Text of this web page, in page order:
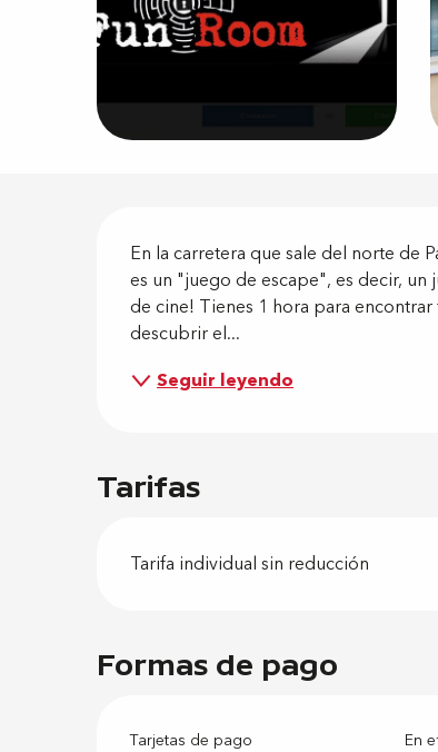
En la carretera que sale del norte de
es un "juego de escape", es decir,
de cine! Tienes 1 hora para
descubrir el...
Seguir leyendo
Tarifas
Tarifa individual sin reducción
Formas de pago
Tarjetas de pago En